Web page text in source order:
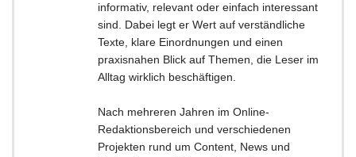
informativ, relevant oder einfach interessant
sind. Dabei legt er Wert auf verständliche
Texte, klare Einordnungen und einen
praxisnahen Blick auf Themen, die Leser im
Alltag wirklich beschäftigen.
Nach mehreren Jahren im Online-
Redaktionsbereich und verschiedenen
Projekten rund um Content, News und